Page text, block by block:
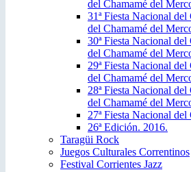
del Chamamé del
31ª Fiesta Nacional del
del Chamamé del
30ª Fiesta Nacional del
del Chamamé del
29ª Fiesta Nacional del
del Chamamé del
28ª Fiesta Nacional del
del Chamamé del
27ª Fiesta Nacional del
26ª Edición. 2016.
Taragüi Rock
Juegos Culturales Correntinos
Festival Corrientes Jazz